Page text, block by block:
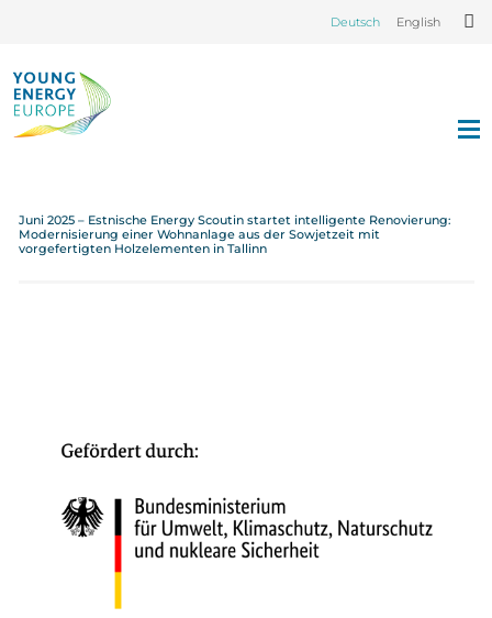
Deutsch English
Juni 2025 – Estnische Energy Scoutin startet intelligente Renovierung:
Modernisierung einer Wohnanlage aus der Sowjetzeit mit
vorgefertigten Holzelementen in Tallinn